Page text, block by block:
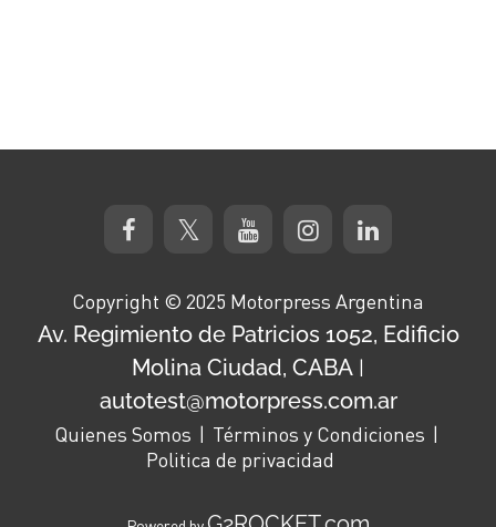
Copyright © 2025 Motorpress Argentina
Av. Regimiento de Patricios 1052, Edificio
Molina Ciudad, CABA |
autotest@motorpress.com.ar
Quienes Somos
Términos y Condiciones
Politica de privacidad